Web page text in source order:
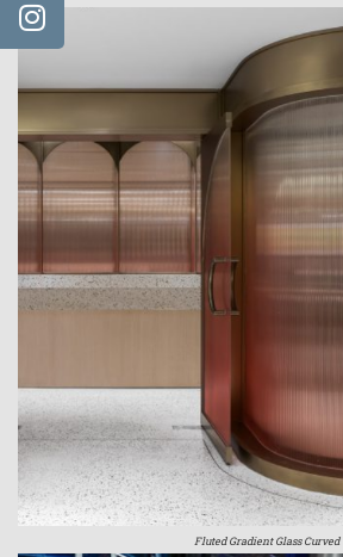
Fluted Gradient Glass Curved